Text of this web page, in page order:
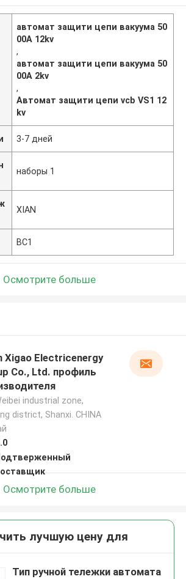
автомат защити цепи вакуума 50
00A 12kv
,
автомат защити цепи вакуума 50
00A 2kv
,
Автомат защити цепи vcb VS1 12
kv
3-7 дней
наборы 1
XIAN
ВС1
Осмотрите больше
Xigao Electricenergy
Co., Ltd. профиль
industrial zone,
district, Shanxi. CHINA
Осмотрите больше
лучшую цену для
Тип ручной тележки автомата